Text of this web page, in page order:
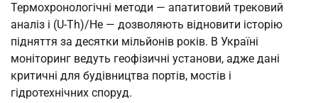
Термохронологічні методи — апатитовий трековий
аналіз і (U-Th)/He — дозволяють відновити історію
підняття за десятки мільйонів років. В Україні
моніторинг ведуть геофізичні установи, адже дані
критичні для будівництва портів, мостів і
гідротехнічних споруд.